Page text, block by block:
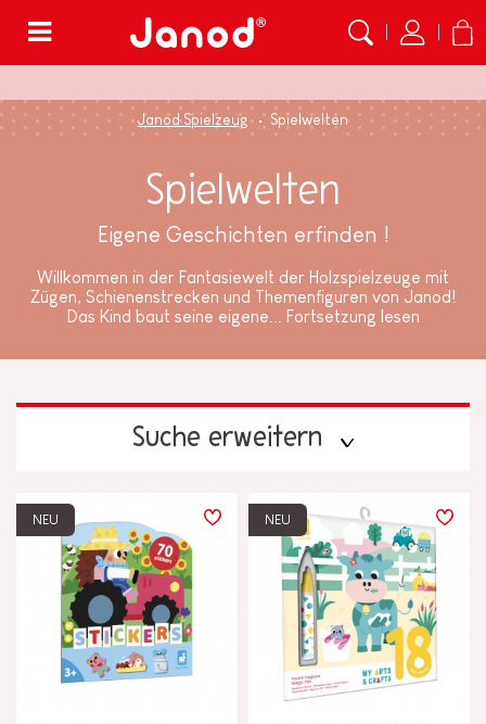
Janod Spielzeug Spielwelten
Spielwelten
Eigene Geschichten erfinden !
Willkommen in der Fantasiewelt der Holzspielzeuge mit
Zügen, Schienenstrecken und Themenfiguren von Janod!
Das Kind baut seine eigene...
Fortsetzung lesen
Suche erweitern
LERNEFFEKTE
Anfassen, sehen und hören
Ausdenken, erfinden und erschaffen
NEU NEU